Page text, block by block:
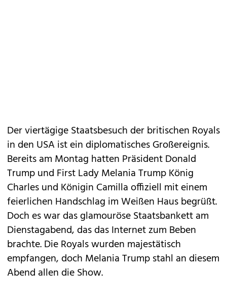
Der viertägige Staatsbesuch der britischen Royals
in den USA ist ein diplomatisches Großereignis.
Bereits am Montag hatten Präsident Donald
Trump und First Lady Melania Trump König
Charles und Königin Camilla offiziell mit einem
feierlichen Handschlag im Weißen Haus begrüßt.
Doch es war das glamouröse Staatsbankett am
Dienstagabend, das das Internet zum Beben
brachte. DieRoyalswurden majestätisch
empfangen, doch Melania Trump stahl an diesem
Abend allen dieShow.